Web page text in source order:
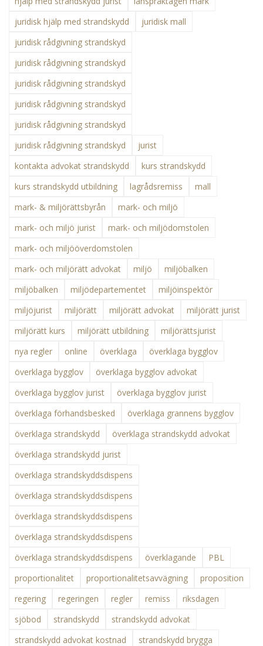
juridisk hjälp med strandskydd
juridisk mall
juridisk rådgivning strandskyd
juridisk rådgivning strandskyd
juridisk rådgivning strandskyd
juridisk rådgivning strandskyd
juridisk rådgivning strandskyd
juridisk rådgivning strandskyd
jurist
kontakta advokat strandskydd
kurs strandskydd
kurs strandskydd utbildning
lagrådsremiss
mall
mark- & miljörättsbyrån
mark- och miljö
mark- och miljö jurist
mark- och miljödomstolen
mark- och miljööverdomstolen
mark- och miljörätt advokat
miljö
miljöbalken
miljöbalken
miljödepartementet
miljöinspektör
miljöjurist
miljörätt miljörätt advokat
miljörätt jurist
miljörätt kurs
miljörätt utbildning
miljörättsjurist
nya regler
online överklaga
överklaga bygglov
överklaga bygglov
överklaga bygglov advokat
överklaga bygglov jurist
överklaga bygglov jurist
överklaga förhandsbesked
överklaga grannens bygglov
överklaga strandskydd
överklaga strandskydd advokat
överklaga strandskydd jurist
överklaga strandskyddsdispens
överklaga strandskyddsdispens
överklaga strandskyddsdispens
överklaga strandskyddsdispens
överklaga strandskyddsdispens
överklagande
PBL
proportionalitet
proportionalitetsavvägning
proposition
regering
regeringen regler remiss
riksdagen
sjöbod
strandskydd
strandskydd advokat
strandskydd advokat kostnad
strandskydd brygga